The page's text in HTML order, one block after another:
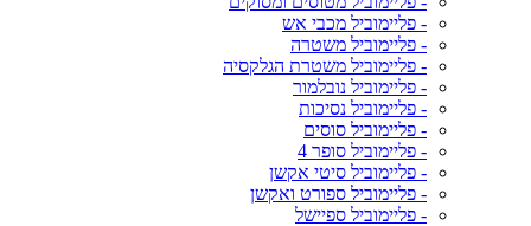
- פליימוביל מכבי אש
- פליימוביל משטרה
- פליימוביל משטרת הגלקסיה
- פליימוביל נובלמור
- פליימוביל נסיכות
- פליימוביל סוסים
- פליימוביל סופר 4
- פליימוביל סיטי אקשן
- פליימוביל ספורט ואקשן
- פליימוביל ספיישל